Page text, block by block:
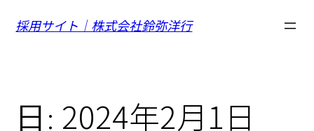
採用サイト｜株式会社鈴弥洋行
日: 2024年2月1日